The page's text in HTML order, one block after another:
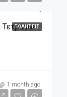
ΠΩΛΉΣΕΙΣ
Νεάπολη Βόλου Πωλείται Ολόκληρο Τετράγωνο Που Αποτελείται Από Επτά Οικόπεδα
1 month ago